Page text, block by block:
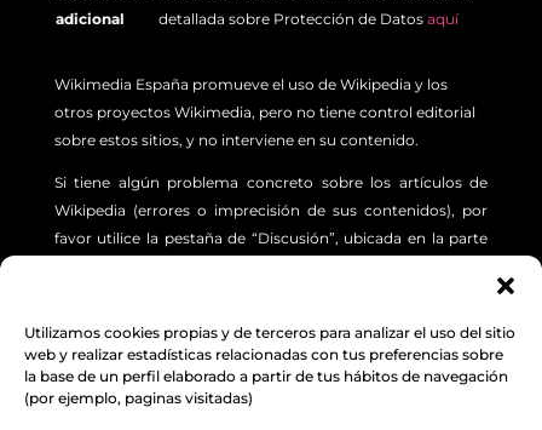
Utilizamos cookies propias y de terceros para analizar el uso del sitio
web y realizar estadísticas relacionadas con tus preferencias sobre
la base de un perfil elaborado a partir de tus hábitos de navegación
(por ejemplo, paginas visitadas)
adicional
detallada sobre Protección de Datos aquí
Wikimedia España promueve el uso de Wikipedia y los
otros proyectos Wikimedia, pero no tiene control editorial
sobre estos sitios, y no interviene en su contenido.
Si tiene algún problema concreto sobre los artículos de
Wikipedia (errores o imprecisión de sus contenidos), por
favor utilice la pestaña de “Discusión”, ubicada en la parte
Aviso Legal,Protección de DatosyPolítica de
cookies